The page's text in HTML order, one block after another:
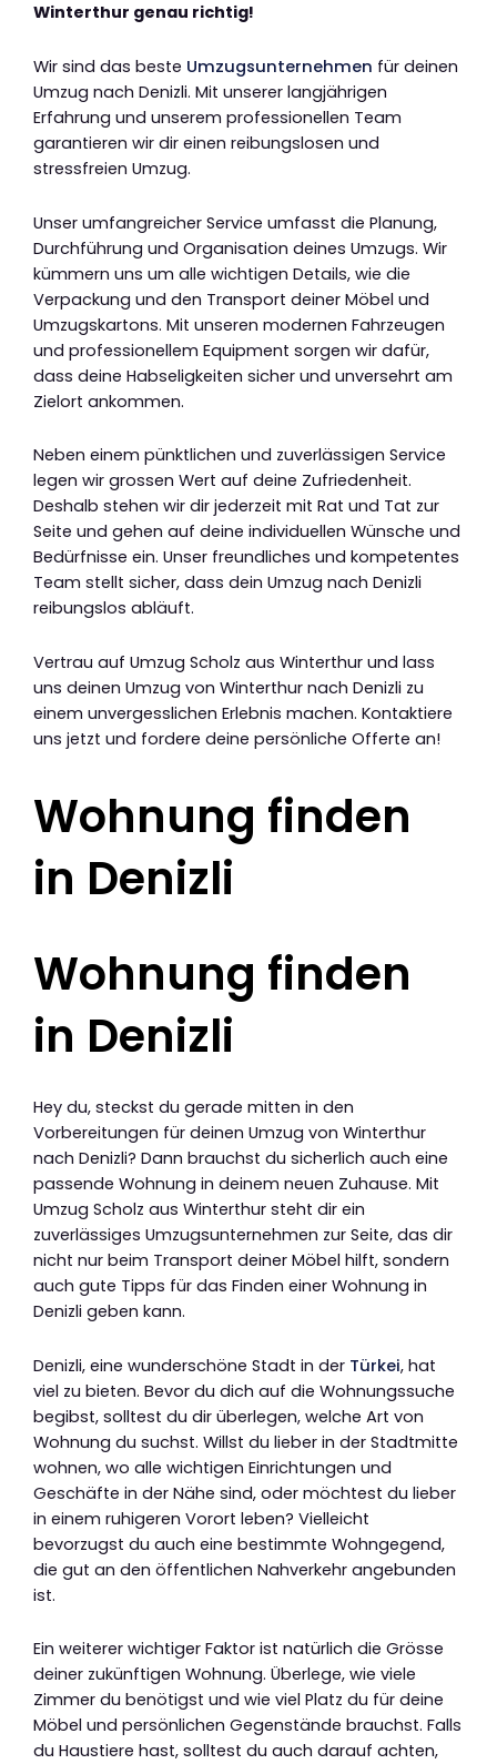
Winterthur genau richtig!
Wir sind das beste Umzugsunternehmen für deinen
Umzug nach Denizli. Mit unserer langjährigen
Erfahrung und unserem professionellen Team
garantieren wir dir einen reibungslosen und
stressfreien Umzug.
Unser umfangreicher Service umfasst die Planung,
Durchführung und Organisation deines Umzugs. Wir
kümmern uns um alle wichtigen Details, wie die
Verpackung und den Transport deiner Möbel und
Umzugskartons. Mit unseren modernen Fahrzeugen
und professionellem Equipment sorgen wir dafür,
dass deine Habseligkeiten sicher und unversehrt am
Zielort ankommen.
Neben einem pünktlichen und zuverlässigen Service
legen wir grossen Wert auf deine Zufriedenheit.
Deshalb stehen wir dir jederzeit mit Rat und Tat zur
Seite und gehen auf deine individuellen Wünsche und
Bedürfnisse ein. Unser freundliches und kompetentes
Team stellt sicher, dass dein Umzug nach Denizli
reibungslos abläuft.
Vertrau auf Umzug Scholz aus Winterthur und lass
uns deinen Umzug von Winterthur nach Denizli zu
einem unvergesslichen Erlebnis machen. Kontaktiere
uns jetzt und fordere deine persönliche Offerte an!
Wohnung finden
in Denizli
Wohnung finden
in Denizli
Hey du, steckst du gerade mitten in den
Vorbereitungen für deinen Umzug von Winterthur
nach Denizli? Dann brauchst du sicherlich auch eine
passende Wohnung in deinem neuen Zuhause. Mit
Umzug Scholz aus Winterthur steht dir ein
zuverlässiges Umzugsunternehmen zur Seite, das dir
nicht nur beim Transport deiner Möbel hilft, sondern
auch gute Tipps für das Finden einer Wohnung in
Denizli geben kann.
Denizli, eine wunderschöne Stadt in der Türkei, hat
viel zu bieten. Bevor du dich auf die Wohnungssuche
begibst, solltest du dir überlegen, welche Art von
Wohnung du suchst. Willst du lieber in der Stadtmitte
wohnen, wo alle wichtigen Einrichtungen und
Geschäfte in der Nähe sind, oder möchtest du lieber
in einem ruhigeren Vorort leben? Vielleicht
bevorzugst du auch eine bestimmte Wohngegend,
die gut an den öffentlichen Nahverkehr angebunden
ist.
Ein weiterer wichtiger Faktor ist natürlich die Grösse
deiner zukünftigen Wohnung. Überlege, wie viele
Zimmer du benötigst und wie viel Platz du für deine
Möbel und persönlichen Gegenstände brauchst. Falls
du Haustiere hast, solltest du auch darauf achten,